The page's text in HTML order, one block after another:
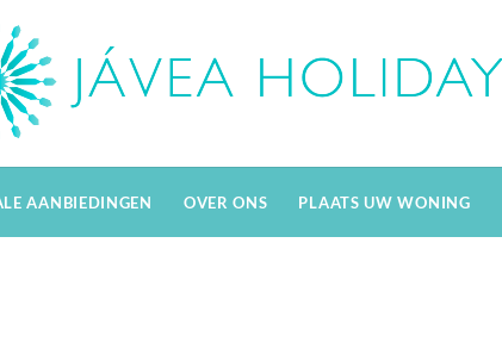
AANBIEDINGEN OVER ONS PLAATS UW WONING